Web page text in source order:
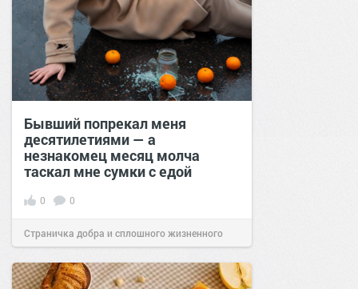
Бывший попрекал меня
десятилетиями — а
незнакомец месяц молча
таскал мне сумки с едой
0 0
Страничка добра и сплошного жизненного
позитива!00:28Вчера